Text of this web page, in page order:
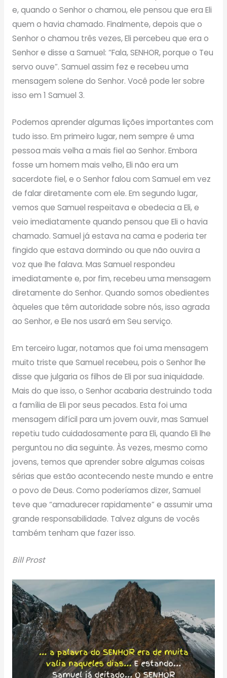
e, quando o Senhor o chamou, ele pensou que era Eli
quem o havia chamado. Finalmente, depois que o
Senhor o chamou três vezes, Eli percebeu que era o
Senhor e disse a Samuel: “Fala, SENHOR, porque o Teu
servo ouve”. Samuel assim fez e recebeu uma
mensagem solene do Senhor. Você pode ler sobre
isso em 1 Samuel 3.
Podemos aprender algumas lições importantes com
tudo isso. Em primeiro lugar, nem sempre é uma
pessoa mais velha a mais fiel ao Senhor. Embora
fosse um homem mais velho, Eli não era um
sacerdote fiel, e o Senhor falou com Samuel em vez
de falar diretamente com ele. Em segundo lugar,
vemos que Samuel respeitava e obedecia a Eli, e
veio imediatamente quando pensou que Eli o havia
chamado. Samuel já estava na cama e poderia ter
fingido que estava dormindo ou que não ouvira a
voz que lhe falava. Mas Samuel respondeu
imediatamente e, por fim, recebeu uma mensagem
diretamente do Senhor. Quando somos obedientes
àqueles que têm autoridade sobre nós, isso agrada
ao Senhor, e Ele nos usará em Seu serviço.
Em terceiro lugar, notamos que foi uma mensagem
muito triste que Samuel recebeu, pois o Senhor lhe
disse que julgaria os filhos de Eli por sua iniquidade.
Mais do que isso, o Senhor acabaria destruindo toda
a família de Eli por seus pecados. Esta foi uma
mensagem difícil para um jovem ouvir, mas Samuel
repetiu tudo cuidadosamente para Eli, quando Eli lhe
perguntou no dia seguinte. Às vezes, mesmo como
jovens, temos que aprender sobre algumas coisas
sérias que estão acontecendo neste mundo e entre
o povo de Deus. Como poderíamos dizer, Samuel
teve que “amadurecer rapidamente” e assumir uma
grande responsabilidade. Talvez alguns de vocês
também tenham que fazer isso.
Bill Prost